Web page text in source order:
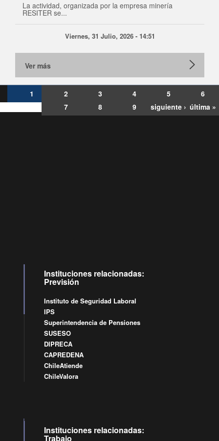
La actividad, organizada por la empresa minería
RESITER se...
Viernes, 31 Julio, 2026 - 14:51
Ver más
1 2 3 4 5
6
7
8 9 siguiente › última »
Instituciones relacionadas:
Previsión
Instituto de Seguridad Laboral
IPS
Superintendencia de Pensiones
SUSESO
DIPRECA
CAPREDENA
ChileAtiende
ChileValora
Instituciones relacionadas:
Trabajo